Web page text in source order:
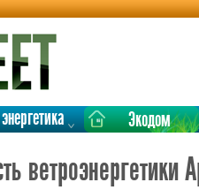
Экодом
ветроэнергетики